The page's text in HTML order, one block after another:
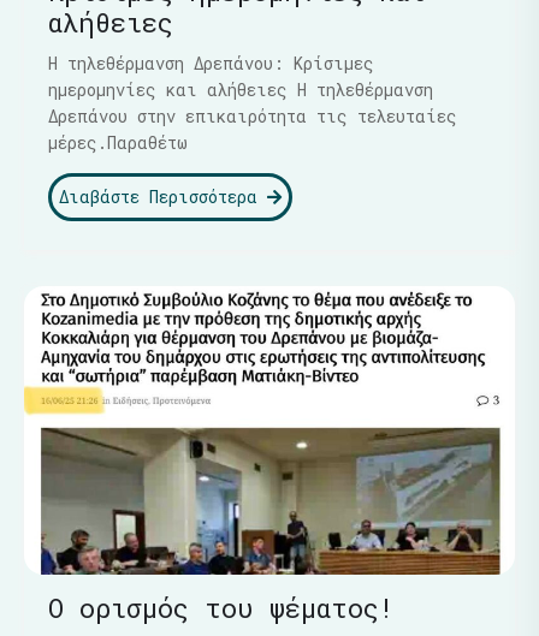
αλήθειες
Η τηλεθέρμανση Δρεπάνου: Κρίσιμες
ημερομηνίες και αλήθειες Η τηλεθέρμανση
Δρεπάνου στην επικαιρότητα τις τελευταίες
μέρες.Παραθέτω
Διαβάστε Περισσότερα
Ο ορισμός του ψέματος!